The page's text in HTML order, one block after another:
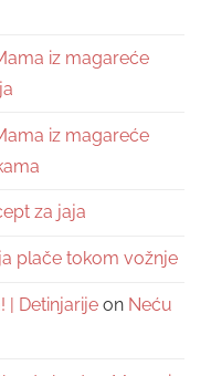
iz magareće
iz magareće
za jaja
plače tokom vožnje
| Detinjarije on Neću